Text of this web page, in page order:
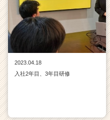
2023.04.18
入社2年目、3年目研修